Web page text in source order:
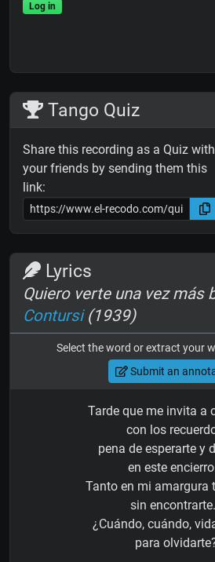
Log in
Tango Quiz
Share this recording as a Quiz with
your friends by sending them this
link:
Lyrics
Quiero verte una vez más
Contursi(1939)
Select the word or extract your
Submit an
Tarde que me invita a
con los
pena de esperarte y
en este
Tanto en mi amargura
sin
¿Cuándo, cuándo,
para